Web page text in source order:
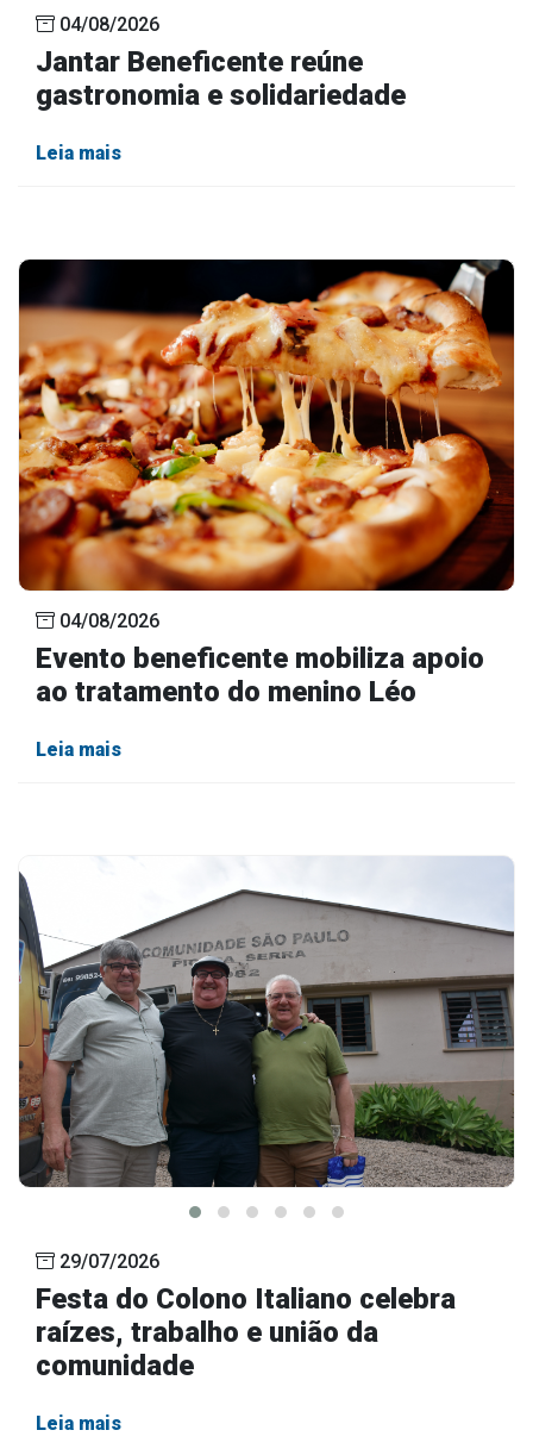
04/08/2026
Jantar Beneficente reúne
gastronomia e solidariedade
Leia mais
04/08/2026
Evento beneficente mobiliza apoio
ao tratamento do menino Léo
Leia mais
29/07/2026
Festa do Colono Italiano celebra
raízes, trabalho e união da
comunidade
Leia mais